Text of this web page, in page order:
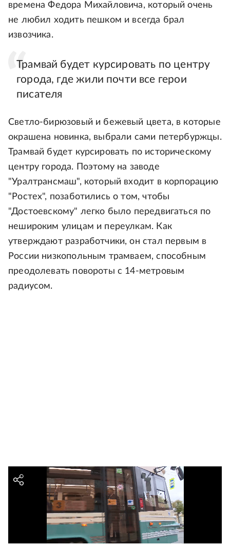
времена Федора Михайловича, который очень
не любил ходить пешком и всегда брал
извозчика.
Трамвай будет курсировать по центру
города, где жили почти все герои
писателя
Светло-бирюзовый и бежевый цвета, в которые
окрашена новинка, выбрали сами петербуржцы.
Трамвай будет курсировать по историческому
центру города. Поэтому на заводе
"Уралтрансмаш", который входит в корпорацию
"Ростех", позаботились о том, чтобы
"Достоевскому" легко было передвигаться по
нешироким улицам и переулкам. Как
утверждают разработчики, он стал первым в
России низкопольным трамваем, способным
преодолевать повороты с 14-метровым
радиусом.